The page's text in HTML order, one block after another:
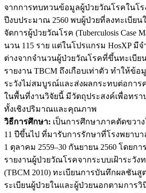
จากการทบทวนข้อมูลผู้ป่วยวัณโรคในโร
ปีงบประมาณ 2560 พบผู้ป่วยที่ลงทะเบีย
จัดการผู้ป่วยวัณโรค (Tuberculosis Case
นวน 115 ราย แต่ในโปรแกรม HosXP มี
ต่างจากจำนวนผู้ป่วยวัณโรคที่ขึ้นทะเบีย
รายงาน TBCM ถึงเกือบเท่าตัว ทำให้ข้อ
ระวังไม่สมบูรณ์และส่งผลกระทบต่อกา
ในพื้นที่งานวิจัยนี้ มีวัตถุประสงค์เพื่อทร
ทั้งเชิงปริมาณและคุณภาพ
วิธีการศึกษา: เป็นการศึกษาภาคตัดขวา
11 ปีขึ้นไป ที่มารับการรักษาที่โรงพยาบ
1 ตุลาคม 2559–30 กันยายน 2560 โดยก
รายงานผู้ป่วยวัณโรคจากระบบเฝ้าระวัง
(TBCM 2010) ทะเบียนการบันทึกผลชันสู
ระเบียนผู้ป่วยในและผู้ป่วยนอกตามการวิ